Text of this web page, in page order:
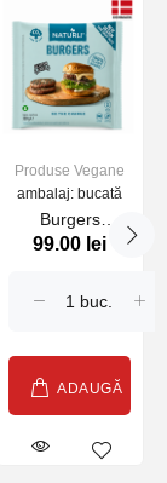
Produse Vegane
ambalaj: bucată
Burgers
NATURLI 320g
99.00 lei
ADAUGĂ